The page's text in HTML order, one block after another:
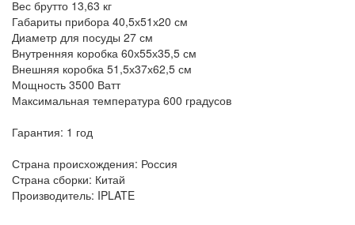
Вес брутто 13,63 кг
Габариты прибора 40,5х51х20 см
Диаметр для посуды 27 см
Внутренняя коробка 60х55х35,5 см
Внешняя коробка 51,5х37х62,5 см
Мощность 3500 Ватт
Максимальная температура 600 градусов
Гарантия: 1 год
Страна происхождения: Россия
Страна сборки: Китай
Производитель: IPLATE